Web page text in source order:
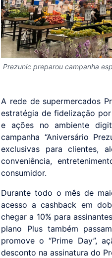
Prezunic preparou campanha
A rede de supermercados
estratégia de fidelização
e ações no ambiente
campanha “Aniversário
exclusivas para clientes,
conveniência,
consumidor.
Durante todo o mês de
acesso a cashback em
chegar a 10% para
plano Plus também
promove o “Prime Day”,
desconto na assinatura do